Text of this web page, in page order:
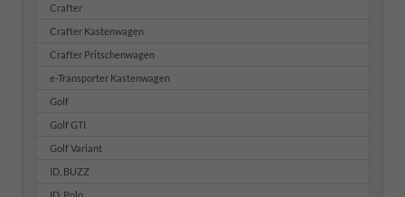
Crafter
Crafter Kastenwagen
Crafter Pritschenwagen
e-Transporter Kastenwagen
Golf
Golf GTI
Golf Variant
ID. BUZZ
ID. Polo